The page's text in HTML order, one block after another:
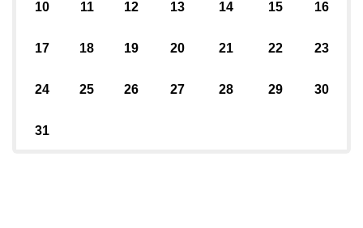
10 11 12 13 14 15 16
17 18 19 20 21 22 23
24 25 26 27 28 29 30
31